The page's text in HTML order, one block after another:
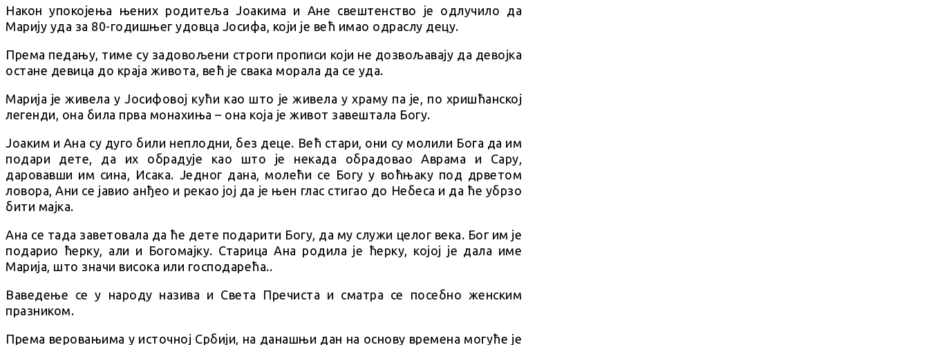
Након упокојења њених родитеља Јоакима и Ане свештенство је одлучило да
Марију уда за 80-годишњег удовца Јосифа, који је већ имао одраслу децу.
Према педању, тиме су задовољени строги прописи који не дозвољавају да девојка
остане девица до краја живота, већ је свака морала да се уда.
Марија је живела у Јосифовој кући као што је живела у храму па је, по хришћанској
легенди, она била прва монахиња – она која је живот завештала Богу.
Јоаким и Ана су дуго били неплодни, без деце. Већ стари, они су молили Бога да им
подари дете, да их обрадује као што је некада обрадовао Аврама и Сару,
даровавши им сина, Исака. Једног дана, молећи се Богу у воћњаку под дрветом
ловора, Ани се јавио анђео и рекао јој да је њен глас стигао до Небеса и да ће убрзо
бити мајка.
Ана се тада заветовала да ће дете подарити Богу, да му служи целог века. Бог им је
подарио ћерку, али и Богомајку. Старица Ана родила је ћерку, којој је дала име
Марија, што значи висока или господарећа..
Ваведење се у народу назива и Света Пречиста и сматра се посебно женским
празником.
Према веровањима у источној Србији, на данашњи дан на основу времена могуће је